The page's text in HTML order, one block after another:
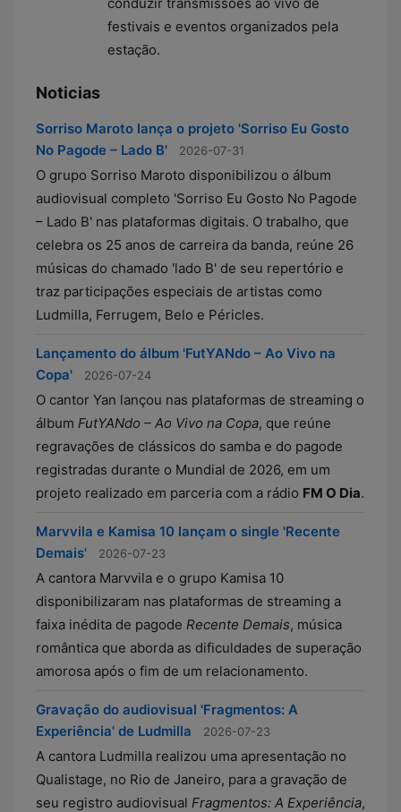
festivais e eventos organizados pela
estação.
Noticias
Sorriso Maroto lança o projeto 'Sorriso Eu Gosto
No Pagode – Lado B'
2026-07-31
O grupo Sorriso Maroto disponibilizou o álbum
audiovisual completo 'Sorriso Eu Gosto No Pagode
– Lado B' nas plataformas digitais. O trabalho, que
celebra os 25 anos de carreira da banda, reúne 26
músicas do chamado 'lado B' de seu repertório e
traz participações especiais de artistas como
Ludmilla, Ferrugem, Belo e Péricles.
Lançamento do álbum 'FutYANdo – Ao Vivo na
Copa'
2026-07-24
O cantor Yan lançou nas plataformas de streaming o
álbum FutYANdo – Ao Vivo na Copa, que reúne
regravações de clássicos do samba e do pagode
registradas durante o Mundial de 2026, em um
projeto realizado em parceria com a rádio FM O Dia.
Marvvila e Kamisa 10 lançam o single 'Recente
Demais'
2026-07-23
A cantora Marvvila e o grupo Kamisa 10
disponibilizaram nas plataformas de streaming a
faixa inédita de pagode Recente Demais, música
romântica que aborda as dificuldades de superação
amorosa após o fim de um relacionamento.
Gravação do audiovisual 'Fragmentos: A
Experiência' de Ludmilla
2026-07-23
A cantora Ludmilla realizou uma apresentação no
Qualistage, no Rio de Janeiro, para a gravação de
seu registro audiovisual Fragmentos: A Experiência,